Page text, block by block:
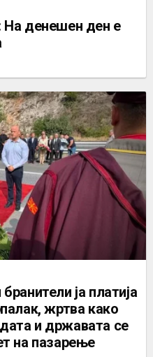
На денешен ден е
ја платија
жртва како
и државата се
на пазарење